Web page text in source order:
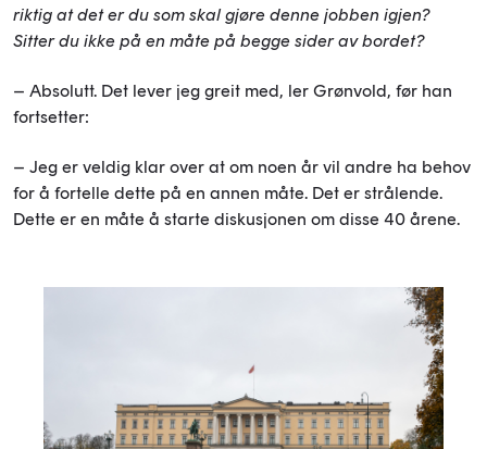
riktig at det er du som skal gjøre denne jobben igjen?
Sitter du ikke på en måte på begge sider av bordet?
– Absolutt. Det lever jeg greit med, ler Grønvold, før han
fortsetter:
– Jeg er veldig klar over at om noen år vil andre ha behov
for å fortelle dette på en annen måte. Det er strålende.
Dette er en måte å starte diskusjonen om disse 40 årene.